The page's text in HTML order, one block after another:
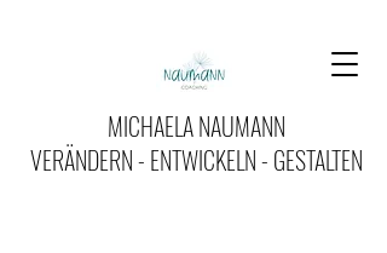
MICHAELA NAUMANN
VERÄNDERN - ENTWICKELN - GESTALTEN